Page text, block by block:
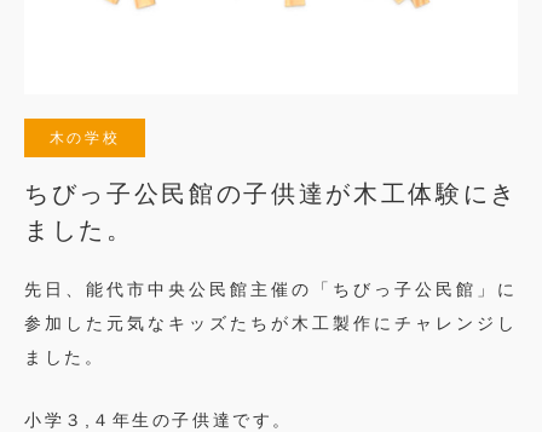
木の学校
ちびっ子公民館の子供達が木工体験にき
ました。
先日、能代市中央公民館主催の「ちびっ子公民館」に
参加した元気なキッズたちが木工製作にチャレンジし
ました。
小学３,４年生の子供達です。